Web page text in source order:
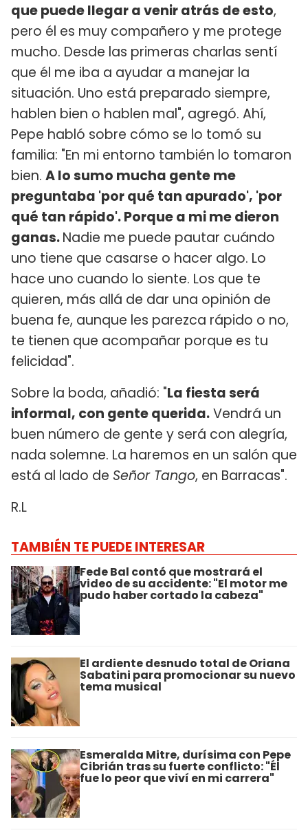
que puede llegar a venir atrás de esto,
pero él es muy compañero y me protege
mucho. Desde las primeras charlas sentí
que él me iba a ayudar a manejar la
situación. Uno está preparado siempre,
hablen bien o hablen mal", agregó. Ahí,
Pepe habló sobre cómo se lo tomó su
familia: "En mi entorno también lo tomaron
bien. A lo sumo mucha gente me
preguntaba 'por qué tan apurado', 'por
qué tan rápido'. Porque a mi me dieron
ganas.Nadie me puede pautar cuándo
uno tiene que casarse o hacer algo. Lo
hace uno cuando lo siente. Los que te
quieren, más allá de dar una opinión de
buena fe, aunque les parezca rápido o no,
te tienen que acompañar porque es tu
felicidad".
Sobre la boda, añadió: "La fiesta será
informal, con gente querida.Vendrá un
buen número de gente y será con alegría,
nada solemne. La haremos en un salón que
está al lado de Señor Tango, en Barracas".
R.L
TAMBIÉN TE PUEDE INTERESAR
Fede Bal contó que mostrará el
video de su accidente: "El motor me
pudo haber cortado la cabeza"
El ardiente desnudo total de Oriana
Sabatini para promocionar su nuevo
tema musical
Esmeralda Mitre, durísima con Pepe
Cibrián tras su fuerte conflicto: "Él
fue lo peor que viví en mi carrera"